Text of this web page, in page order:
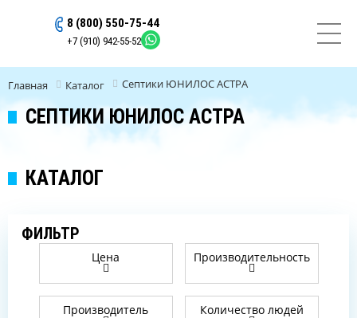
8 (800) 550-75-44
+7 (910) 942-55-52
Главная Каталог Септики ЮНИЛОС АСТРА
СЕПТИКИ ЮНИЛОС АСТРА
КАТАЛОГ
ФИЛЬТР
Цена Производительность
Производитель Количество людей